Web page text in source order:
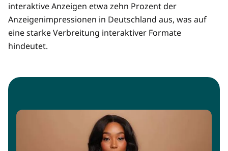
interaktive Anzeigen etwa zehn Prozent der
Anzeigenimpressionen in Deutschland aus, was auf
eine starke Verbreitung interaktiver Formate
hindeutet.